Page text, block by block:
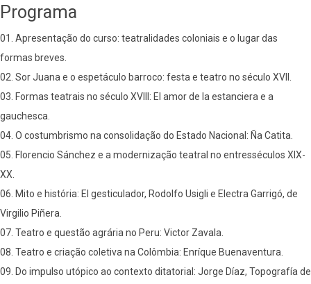
Programa
01. Apresentação do curso: teatralidades coloniais e o lugar das
formas breves.
02. Sor Juana e o espetáculo barroco: festa e teatro no século XVII.
03. Formas teatrais no século XVIII: El amor de la estanciera e a
gauchesca.
04. O costumbrismo na consolidação do Estado Nacional: Ña Catita.
05. Florencio Sánchez e a modernização teatral no entresséculos XIX-
XX.
06. Mito e história: El gesticulador, Rodolfo Usigli e Electra Garrigó, de
Virgilio Piñera.
07. Teatro e questão agrária no Peru: Victor Zavala.
08. Teatro e criação coletiva na Colômbia: Enríque Buenaventura.
09. Do impulso utópico ao contexto ditatorial: Jorge Díaz, Topografía de